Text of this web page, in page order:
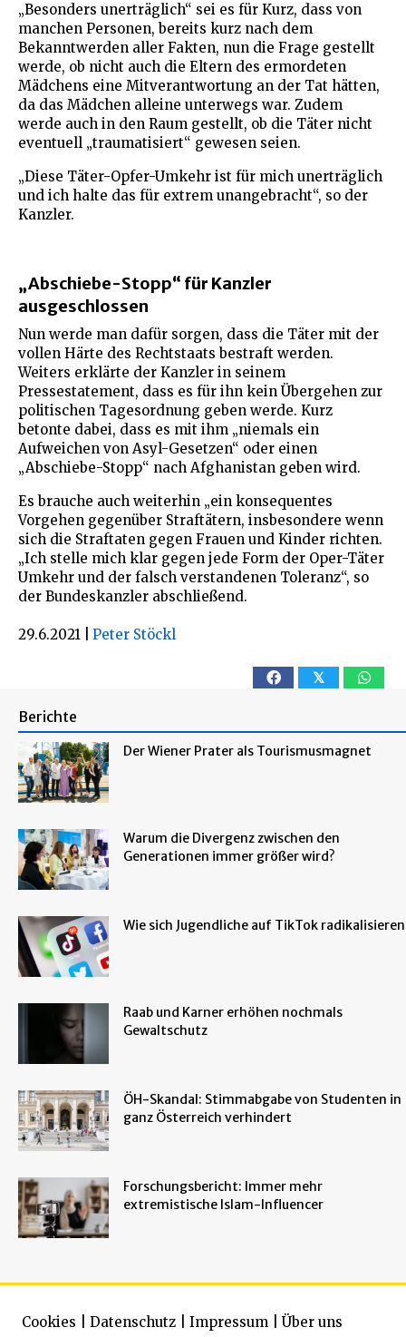
„Besonders unerträglich“ sei es für Kurz, dass von
manchen Personen, bereits kurz nach dem
Bekanntwerden aller Fakten, nun die Frage gestellt
werde, ob nicht auch die Eltern des ermordeten
Mädchens eine Mitverantwortung an der Tat hätten,
da das Mädchen alleine unterwegs war. Zudem
werde auch in den Raum gestellt, ob die Täter nicht
eventuell „traumatisiert“ gewesen seien.
„Diese Täter-Opfer-Umkehr ist für mich unerträglich
und ich halte das für extrem unangebracht“, so der
Kanzler.
„Abschiebe-Stopp“ für Kanzler
ausgeschlossen
Nun werde man dafür sorgen, dass die Täter mit der
vollen Härte des Rechtstaats bestraft werden.
Weiters erklärte der Kanzler in seinem
Pressestatement, dass es für ihn kein Übergehen zur
politischen Tagesordnung geben werde. Kurz
betonte dabei, dass es mit ihm „niemals ein
Aufweichen von Asyl-Gesetzen“ oder einen
„Abschiebe-Stopp“ nach Afghanistan geben wird.
Es brauche auch weiterhin „ein konsequentes
Vorgehen gegenüber Straftätern, insbesondere wenn
sich die Straftaten gegen Frauen und Kinder richten.
„Ich stelle mich klar gegen jede Form der Oper-Täter
Umkehr und der falsch verstandenen Toleranz“, so
der Bundeskanzler abschließend.
29.6.2021 Peter Stöckl
𝕏
Berichte
Der Wiener Prater als Tourismusmagnet
Warum die Divergenz zwischen den
Generationen immer größer wird?
Wie sich Jugendliche auf TikTok radikalisieren
Raab und Karner erhöhen nochmals
Gewaltschutz
ÖH-Skandal: Stimmabgabe von Studenten in
ganz Österreich verhindert
Forschungsbericht: Immer mehr
extremistische Islam-Influencer
Cookies Datenschutz Impressum Über uns